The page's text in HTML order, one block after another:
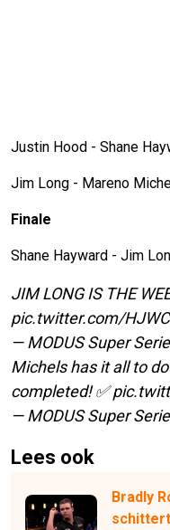
Justin Hood - Shane
Jim Long - Mareno
Finale
Shane Hayward - Jim
JIM LONG IS THE
pic.twitter.com/
— MODUS Super
Michels has it all to
completed! ✅
— MODUS Super
Lees ook
Bradly
schittert